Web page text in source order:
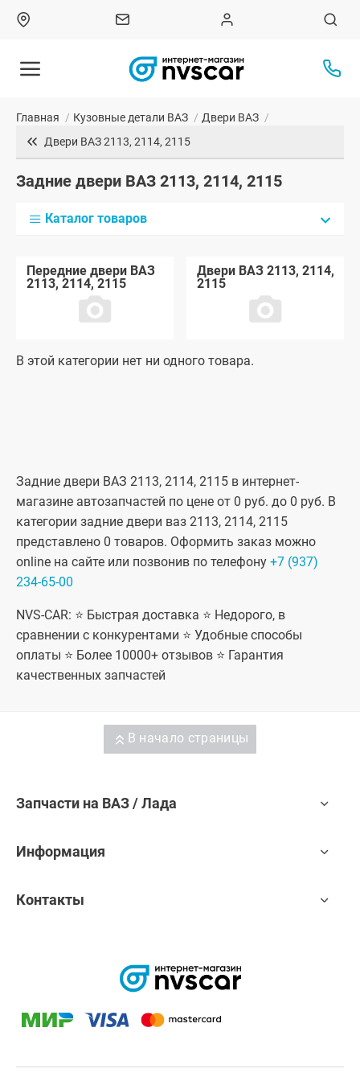
Главная / Кузовные детали ВАЗ / Двери ВАЗ /
Двери ВАЗ 2113, 2114, 2115
Задние двери ВАЗ 2113, 2114, 2115
Каталог товаров
Передние двери ВАЗ
2113, 2114, 2115
Двери ВАЗ 2113, 2114,
2115
В этой категории нет ни одного товара.
Задние двери ВАЗ 2113, 2114, 2115 в интернет-
магазине автозапчастей по цене от 0 руб. до 0 руб. В
категории задние двери ваз 2113, 2114, 2115
представлено 0 товаров. Оформить заказ можно
online на сайте или позвонив по телефону +7 (937)
234-65-00
NVS-CAR: ⭐ Быстрая доставка ⭐ Недорого, в
сравнении с конкурентами ⭐ Удобные способы
оплаты ⭐ Более 10000+ отзывов ⭐ Гарантия
качественных запчастей
В начало страницы
Запчасти на ВАЗ / Лада
Информация
Контакты